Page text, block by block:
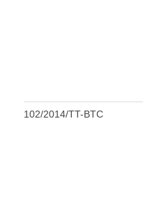
102/2014/TT-BTC